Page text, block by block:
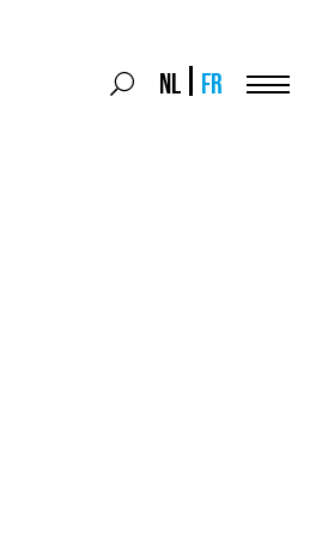
Search
Search
NL FR